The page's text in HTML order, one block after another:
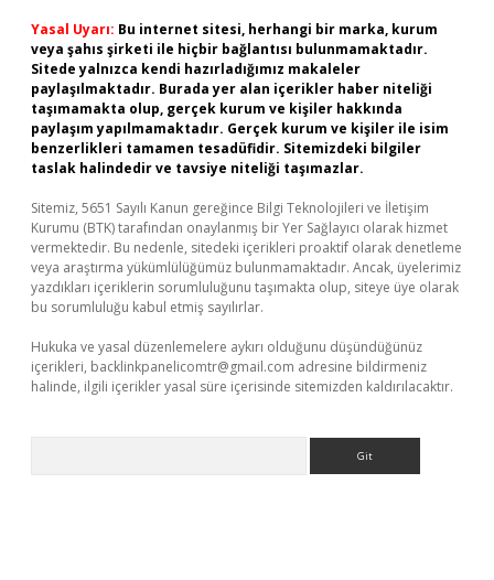
Yasal Uyarı: Bu internet sitesi, herhangi bir marka, kurum
veya şahıs şirketi ile hiçbir bağlantısı bulunmamaktadır.
Sitede yalnızca kendi hazırladığımız makaleler
paylaşılmaktadır. Burada yer alan içerikler haber niteliği
taşımamakta olup, gerçek kurum ve kişiler hakkında
paylaşım yapılmamaktadır. Gerçek kurum ve kişiler ile isim
benzerlikleri tamamen tesadüfidir. Sitemizdeki bilgiler
taslak halindedir ve tavsiye niteliği taşımazlar.
Sitemiz, 5651 Sayılı Kanun gereğince Bilgi Teknolojileri ve İletişim
Kurumu (BTK) tarafından onaylanmış bir Yer Sağlayıcı olarak hizmet
vermektedir. Bu nedenle, sitedeki içerikleri proaktif olarak denetleme
veya araştırma yükümlülüğümüz bulunmamaktadır. Ancak, üyelerimiz
yazdıkları içeriklerin sorumluluğunu taşımakta olup, siteye üye olarak
bu sorumluluğu kabul etmiş sayılırlar.
Hukuka ve yasal düzenlemelere aykırı olduğunu düşündüğünüz
içerikleri, backlinkpanelicomtr@gmail.com adresine bildirmeniz
halinde, ilgili içerikler yasal süre içerisinde sitemizden kaldırılacaktır.